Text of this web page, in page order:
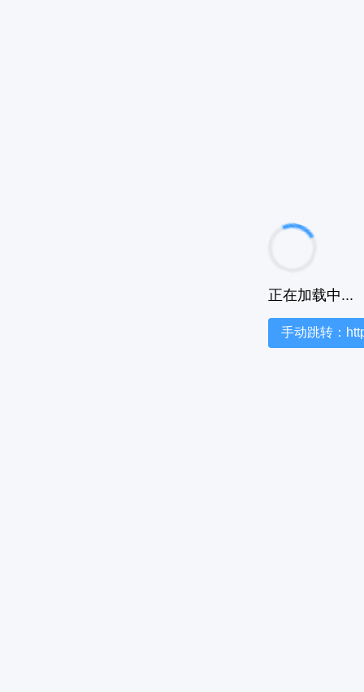
正在加载中...
手动跳转：